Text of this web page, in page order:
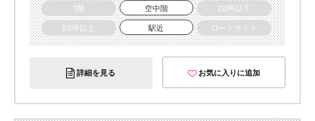
1階
空中階
20坪以下
50坪以上
駅近 ロードサイド
詳細を見る お気に入りに追加